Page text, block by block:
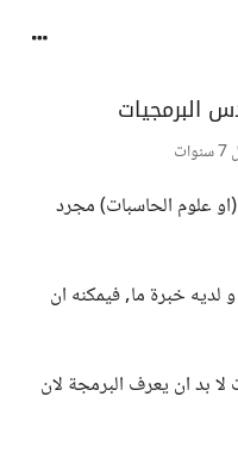
البرمجيات
علوم الحاسبات) مجرد
لديه خبرة ما, فيمكنه ان
بد ان يعرف البرمجة لان